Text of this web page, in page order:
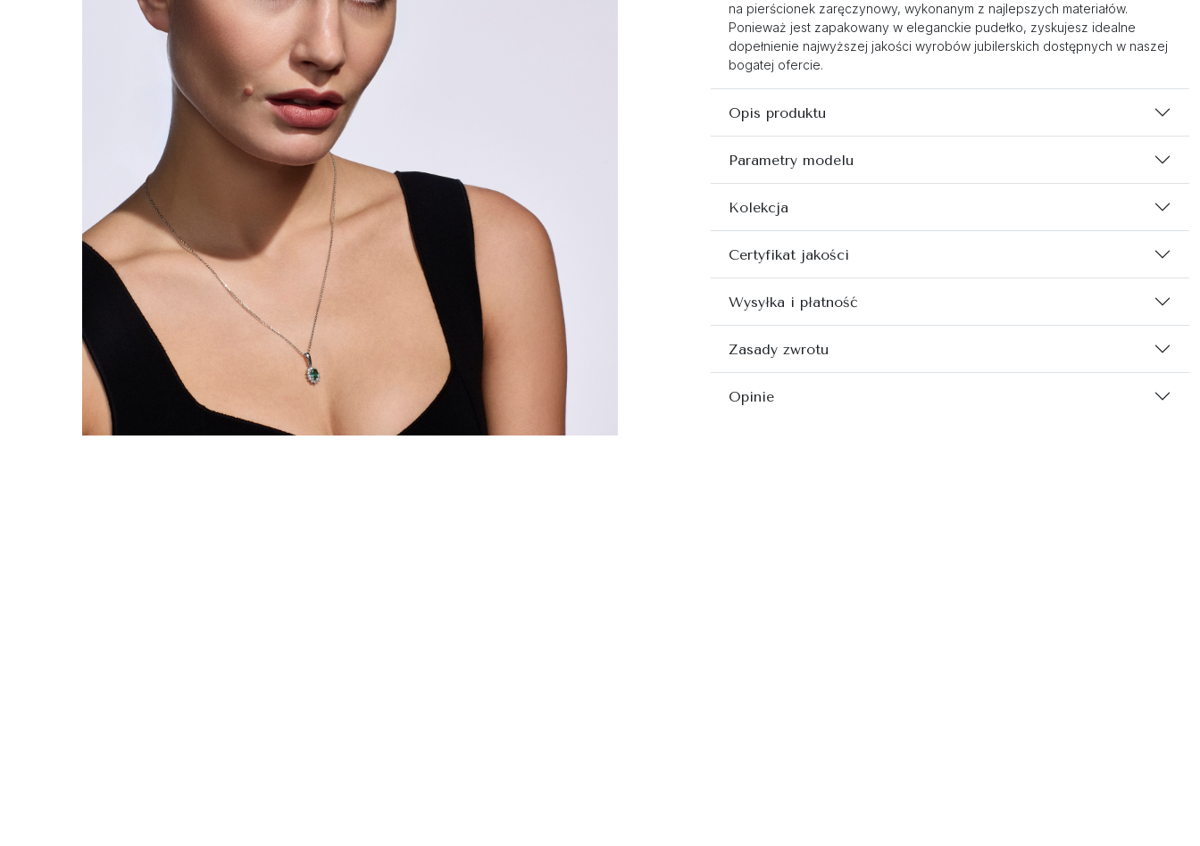
na pierścionek zaręczynowy, wykonanym z najlepszych materiałów.
Ponieważ jest zapakowany w eleganckie pudełko, zyskujesz idealne
dopełnienie najwyższej jakości wyrobów jubilerskich dostępnych w naszej
bogatej ofercie.
Opis produktu
Parametry modelu
Kolekcja
Certyfikat jakości
Wysyłka i płatność
Zasady zwrotu
Opinie